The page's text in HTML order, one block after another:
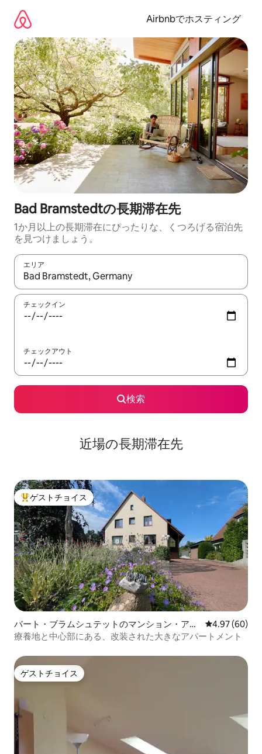
Airbnbでホスティング
Bad Bramstedtの長期滞在先
1か月以上の長期滞在にぴったりな、くつろげる宿泊先
を見つけましょう。
エリア
検索結果が表示されたら、上下の矢印キーを使って移動するか
チェックイン
チェックアウト
検索
近場の長期滞在先
大好評のゲストチョイスです。
ゲストチョイス
バート・ブラムシュテットのマンション・アパ
ート
レビュー60
4.97 (60)
療養地と中心部にある、改装された大きなアパートメント
ゲストチョイス
ゲストチョイス